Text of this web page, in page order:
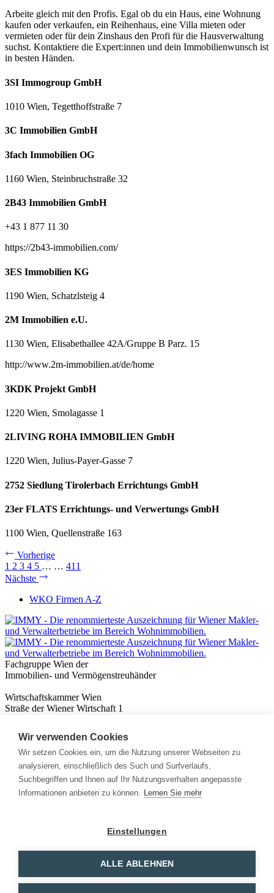
Arbeite gleich mit den Profis. Egal ob du ein Haus, eine Wohnung
kaufen oder verkaufen, ein Reihenhaus, eine Villa mieten oder
vermieten oder für dein Zinshaus den Profi für die Hausverwaltung
suchst. Kontaktiere die Expert:innen und dein Immobilienwunsch ist
in besten Händen.
3SI Immogroup GmbH
1010 Wien, Tegetthoffstraße 7
3C Immobilien GmbH
3fach Immobilien OG
1160 Wien, Steinbruchstraße 32
2B43 Immobilien GmbH
+43 1 877 11 30
https://2b43-immobilien.com/
3ES Immobilien KG
1190 Wien, Schatzlsteig 4
2M Immobilien e.U.
1130 Wien, Elisabethallee 42A/Gruppe B Parz. 15
http://www.2m-immobilien.at/de/home
3KDK Projekt GmbH
1220 Wien, Smolagasse 1
2LIVING ROHA IMMOBILIEN GmbH
1220 Wien, Julius-Payer-Gasse 7
2752 Siedlung Tirolerbach Errichtungs GmbH
23er FLATS Errichtungs- und Verwertungs GmbH
1100 Wien, Quellenstraße 163
Vorherige
1 2 3 4 5 … … 411
Nächste
WKO Firmen A-Z
Fachgruppe Wien der
Immobilien- und Vermögenstreuhänder
Wirtschaftskammer Wien
Straße der Wiener Wirtschaft 1
Nützliches
Immobilienwissen
Formulare & Rechner
Expert:innen
Info
Wir verwenden Cookies
Wir setzen Cookies ein, um die Nutzung unserer Webseiten zu
analysieren, einschließlich des Such und Surfverlaufs,
Suchbegriffen und Ihnen auf Ihr Nutzungsverhalten angepasste
Informationen anbieten zu können. Lernen Sie mehr
Einstellungen
ALLE ABLEHNEN